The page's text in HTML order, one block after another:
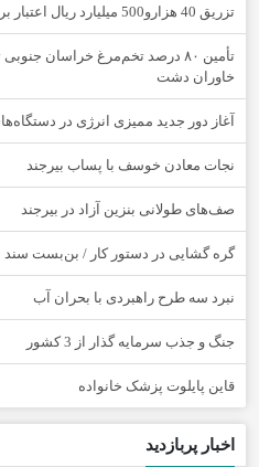
تزریق 40 هزارو500 میلیارد ریال اعتبار برای تأمین مسکن در خراسان جنوبی
تأمین ۸۰ درصد تخم‌مرغ خراسان
خاوران دشت
آغاز دور جدید ممیزی انرژی در
نجات معادن خوسف با پساب بیرجند
صف‌های طولانی بنزین آزاد در بیرجند
گره گشایی در دستور کار / بن‌بست سند ۱۶ هزار واحد مسکن مهر
نبرد سه طرح راهبردی با بحران آب
جنگ و جذب سرمایه گذار از 3 کشور
قاین پایلوت پزشک خانواده
اخبار پربازدید